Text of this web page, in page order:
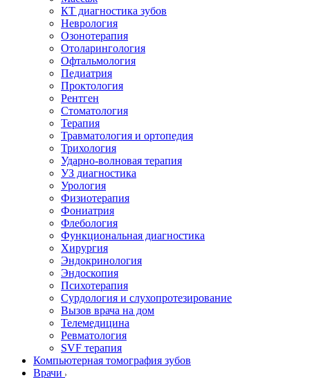
КТ диагностика зубов
Неврология
Озонотерапия
Отоларингология
Офтальмология
Педиатрия
Проктология
Рентген
Стоматология
Терапия
Травматология и ортопедия
Трихология
Ударно-волновая терапия
УЗ диагностика
Урология
Физиотерапия
Фониатрия
Флебология
Функциональная диагностика
Хирургия
Эндокринология
Эндоскопия
Психотерапия
Сурдология и слухопротезирование
Вызов врача на дом
Телемедицина
Ревматология
SVF терапия
Компьютерная томография зубов
Врачи